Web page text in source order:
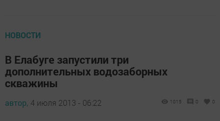
НОВОСТИ
В Елабуге запустили три
дополнительных водозаборных
скважины
автор, 4 июля 2013 - 06:22 1015 0 0